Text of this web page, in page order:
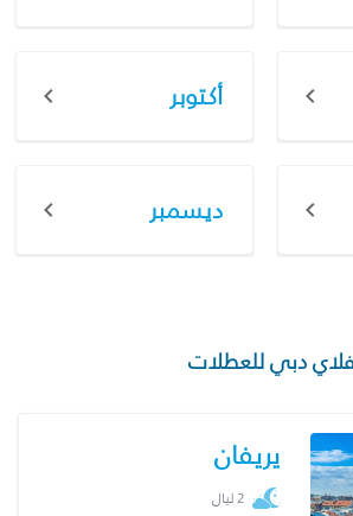
أكتوبر
ديسمبر
دبي للعطلات
يريفان
2 ليال